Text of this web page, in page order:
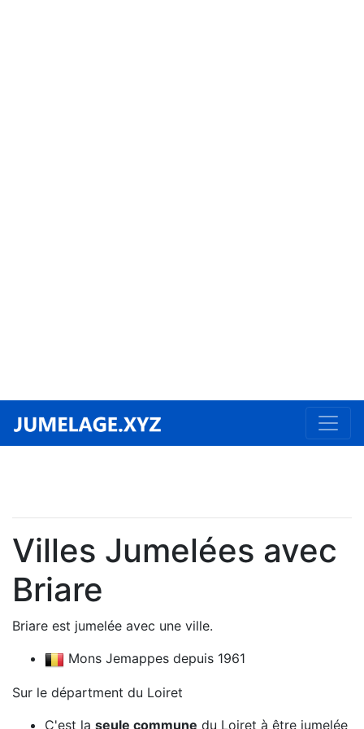
Villes Jumelées avec
Briare
Briare est jumelée avec une ville.
Mons Jemappes depuis 1961
Sur le départment du Loiret
C'est la seule commune du Loiret à être jumelée